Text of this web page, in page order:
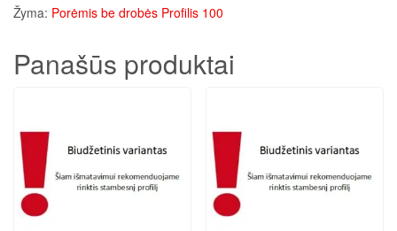
Žyma: Porėmis be drobės Profilis 100
Panašūs produktai